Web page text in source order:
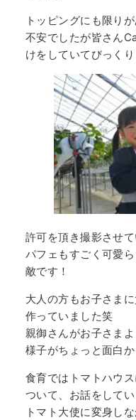
トッピングにも限り
不安でしたが皆さん
けをしていてびっく
許可を頂き撮影させ
パフェもすごく可愛
敵です！
大人の方もお子さま
作っていました笑
親御さんがお子さま
様子がちょっと面白
食育ではトマトハウ
ついて、お話をして
トマト大使に変身し